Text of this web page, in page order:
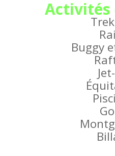
Activités
Buggy